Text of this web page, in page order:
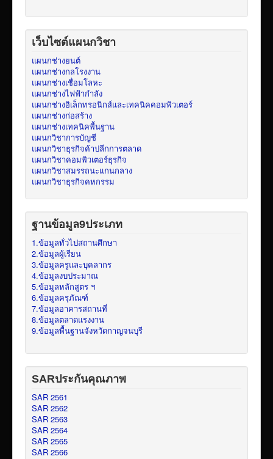
เว็บไซต์แผนกวิชา
แผนกช่างยนต์
แผนกช่างกลโรงงาน
แผนกช่างเชื่อมโลหะ
แผนกช่างไฟฟ้ากำลัง
แผนกช่างอิเล็กทรอนิกส์และเทคนิคคอมพิวเตอร์
แผนกช่างก่อสร้าง
แผนกช่างเทคนิคพื้นฐาน
แผนกวิชาการบัญชี
แผนกวิชาธุรกิจค้าปลีกการตลาด
แผนกวิชาคอมพิวเตอร์ธุรกิจ
แผนกวิชาสมรรถนะแกนกลาง
แผนกวิชาธุรกิจคหกรรม
ฐานข้อมูล9ประเภท
1.ข้อมูลทั่วไปสถานศึกษา
2.ข้อมูลผู้เรียน
3.ข้อมูลครูและบุคลากร
4.ข้อมูลงบประมาณ
5.ข้อมูลหลักสูตร ฯ
6.ข้อมูลครุภัณฑ์
7.ข้อมูลอาคารสถานที่
8.ข้อมูลตลาดแรงงาน
9.ข้อมูลพื้นฐานจังหวัดกาญจนบุรี
SARประกันคุณภาพ
SAR 2561
SAR 2562
SAR 2563
SAR 2564
SAR 2565
SAR 2566